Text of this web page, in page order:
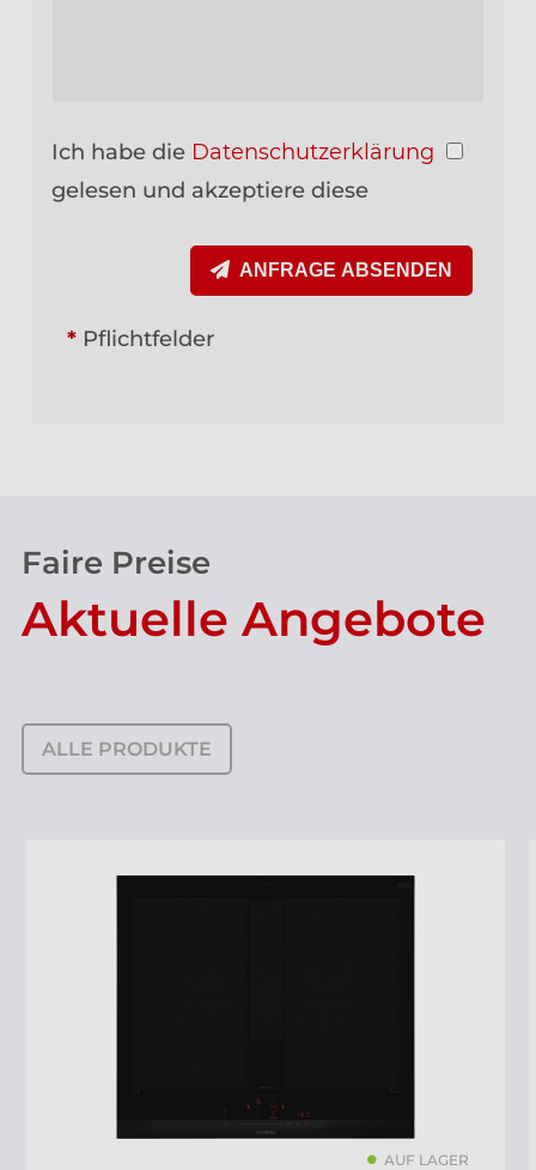
Ich habe die Datenschutzerklärung
gelesen und akzeptiere diese
ANFRAGE ABSENDEN
*Pflichtfelder
Faire Preise
Aktuelle Angebote
ALLE PRODUKTE
AUF LAGER